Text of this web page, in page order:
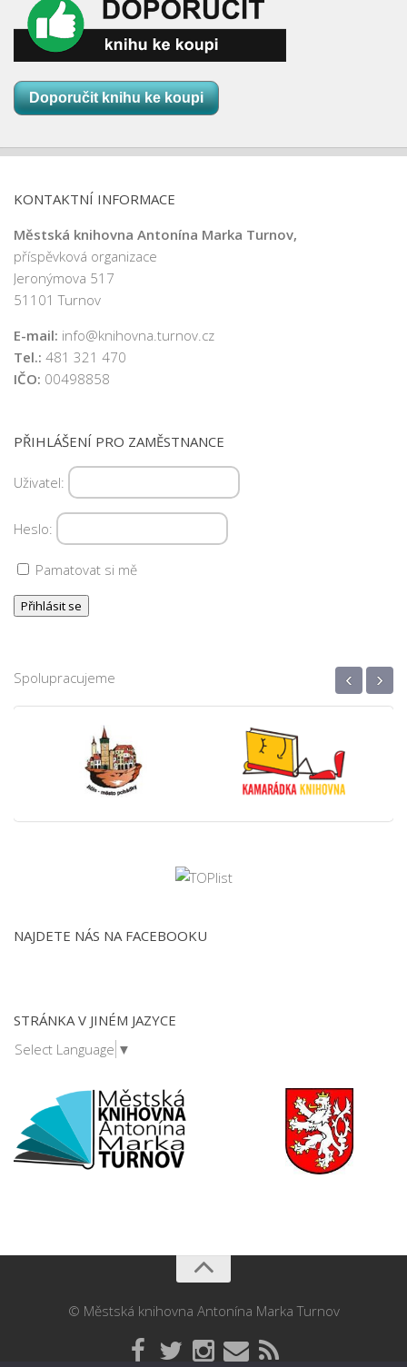
Doporučit knihu ke koupi
KONTAKTNÍ INFORMACE
Městská knihovna Antonína Marka Turnov,
příspěvková organizace
Jeronýmova 517
51101 Turnov
E-mail: info@knihovna.turnov.cz
Tel.: 481 321 470
IČO: 00498858
PŘIHLÁŠENÍ PRO ZAMĚSTNANCE
Uživatel:
Heslo:
Pamatovat si mě
Spolupracujeme ‹ ›
NAJDETE NÁS NA FACEBOOKU
STRÁNKA V JINÉM JAZYCE
Select Language ▼
© Městská knihovna Antonína Marka Turnov